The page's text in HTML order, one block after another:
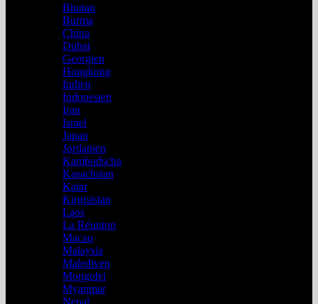
Bhutan
Burma
China
Dubai
Georgien
Hongkong
Indien
Indonesien
Iran
Israel
Japan
Jordanien
Kambodscha
Kasachstan
Katar
Kirgisistan
Laos
La Réunion
Macau
Malaysia
Malediven
Mongolei
Myanmar
Nepal